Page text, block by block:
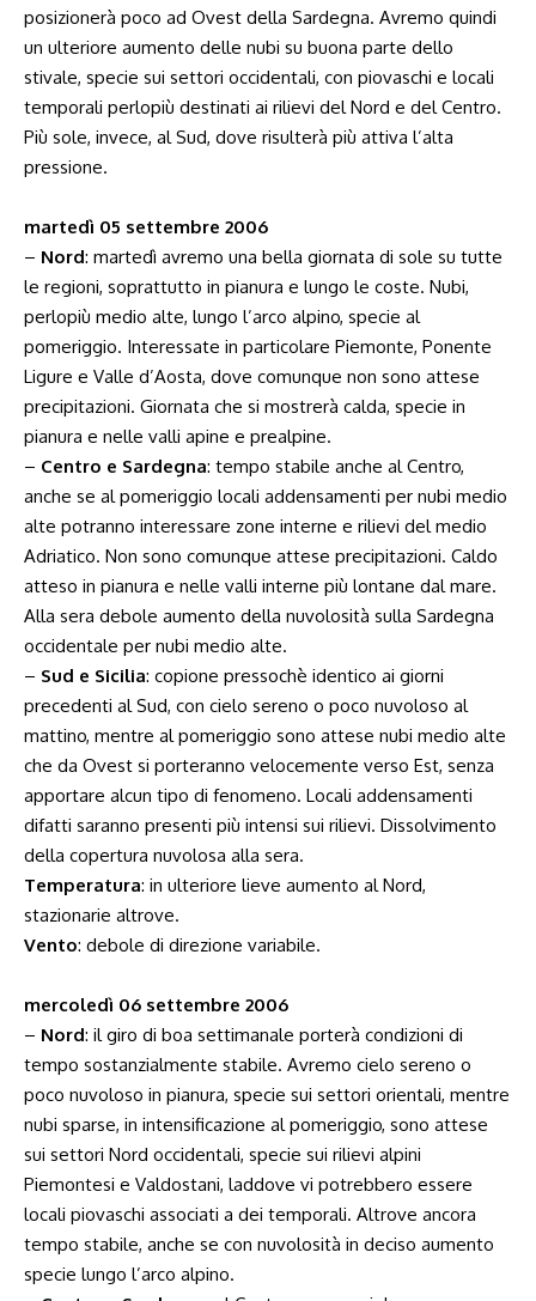
posizionerà poco ad Ovest della Sardegna. Avremo quindi
un ulteriore aumento delle nubi su buona parte dello
stivale, specie sui settori occidentali, con piovaschi e locali
temporali perlopiù destinati ai rilievi del Nord e del Centro.
Più sole, invece, al Sud, dove risulterà più attiva l’alta
pressione.
martedì 05 settembre 2006
– Nord: martedì avremo una bella giornata di sole su tutte
le regioni, soprattutto in pianura e lungo le coste. Nubi,
perlopiù medio alte, lungo l’arco alpino, specie al
pomeriggio. Interessate in particolare Piemonte, Ponente
Ligure e Valle d’Aosta, dove comunque non sono attese
precipitazioni. Giornata che si mostrerà calda, specie in
pianura e nelle valli apine e prealpine.
– Centro e Sardegna: tempo stabile anche al Centro,
anche se al pomeriggio locali addensamenti per nubi medio
alte potranno interessare zone interne e rilievi del medio
Adriatico. Non sono comunque attese precipitazioni. Caldo
atteso in pianura e nelle valli interne più lontane dal mare.
Alla sera debole aumento della nuvolosità sulla Sardegna
occidentale per nubi medio alte.
– Sud e Sicilia: copione pressochè identico ai giorni
precedenti al Sud, con cielo sereno o poco nuvoloso al
mattino, mentre al pomeriggio sono attese nubi medio alte
che da Ovest si porteranno velocemente verso Est, senza
apportare alcun tipo di fenomeno. Locali addensamenti
difatti saranno presenti più intensi sui rilievi. Dissolvimento
della copertura nuvolosa alla sera.
Temperatura: in ulteriore lieve aumento al Nord,
stazionarie altrove.
Vento: debole di direzione variabile.
mercoledì 06 settembre 2006
– Nord: il giro di boa settimanale porterà condizioni di
tempo sostanzialmente stabile. Avremo cielo sereno o
poco nuvoloso in pianura, specie sui settori orientali, mentre
nubi sparse, in intensificazione al pomeriggio, sono attese
sui settori Nord occidentali, specie sui rilievi alpini
Piemontesi e Valdostani, laddove vi potrebbero essere
locali piovaschi associati a dei temporali. Altrove ancora
tempo stabile, anche se con nuvolosità in deciso aumento
specie lungo l’arco alpino.